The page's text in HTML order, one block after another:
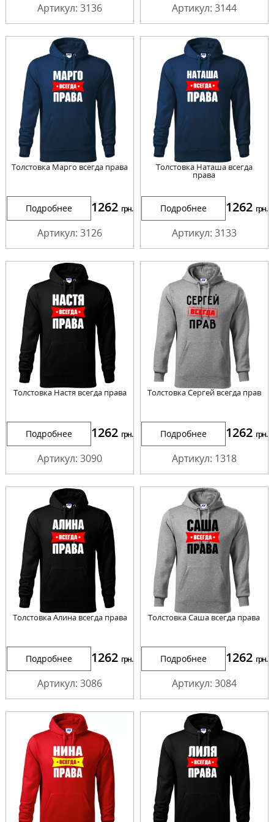
Артикул: 3136 Артикул: 3144
Толстовка Марго всегда права
Подробнее 1262 грн.
Артикул: 3126
Толстовка Наташа всегда
права
Подробнее 1262 грн.
Артикул: 3133
Толстовка Настя всегда права
Подробнее 1262 грн.
Артикул: 3090
Толстовка Сергей всегда прав
Подробнее 1262 грн.
Артикул: 1318
Толстовка Алина всегда права
Подробнее 1262 грн.
Артикул: 3086
Толстовка Саша всегда права
Подробнее 1262 грн.
Артикул: 3084